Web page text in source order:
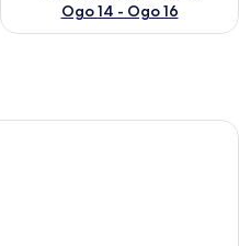
Ogo 14 - Ogo 16
Bar mini, peti besi dalam bilik, meja,